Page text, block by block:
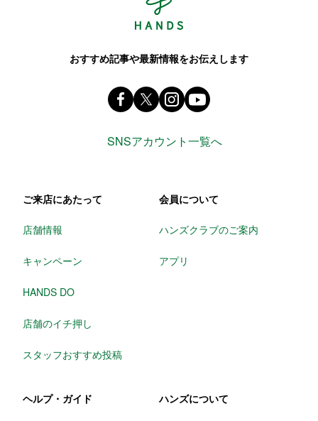
おすすめ記事や最新情報をお伝えします
Facebook ハンズ公式ファンページ
X(旧 twitter) @Hands_official_
instagram
SNSアカウント一覧へ
ご来店にあたって
店舗情報
キャンペーン
HANDS DO
店舗のイチ押し
スタッフおすすめ投稿
会員について
ハンズクラブのご案内
アプリ
ヘルプ・ガイド ハンズについて